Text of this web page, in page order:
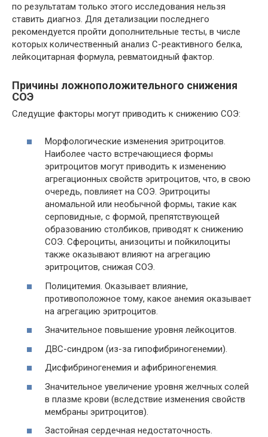
по результатам только этого исследования нельзя
ставить диагноз. Для детализации последнего
рекомендуется пройти дополнительные тесты, в числе
которых количественный анализ С-реактивного белка,
лейкоцитарная формула, ревматоидный фактор.
Причины ложноположительного снижения
СОЭ
Следущие факторы могут приводить к снижению СОЭ:
Морфологические изменения эритроцитов.
Наиболее часто встречающиеся формы
эритроцитов могут приводить к изменению
агрегационных свойств эритроцитов, что, в свою
очередь, повлияет на СОЭ. Эритроциты
аномальной или необычной формы, такие как
серповидные, с формой, препятствующей
образованию столбиков, приводят к снижению
СОЭ. Сфероциты, анизоциты и пойкилоциты
также оказывают влияют на агрегацию
эритроцитов, снижая СОЭ.
Полицитемия. Оказывает влияние,
противоположное тому, какое анемия оказывает
на агрегацию эритроцитов.
Значительное повышение уровня лейкоцитов.
ДВС-синдром (из-за гипофибриногенемии).
Дисфибриногенемия и афибриногенемия.
Значительное увеличение уровня желчных солей
в плазме крови (вследствие изменения свойств
мембраны эритроцитов).
Застойная сердечная недостаточность.